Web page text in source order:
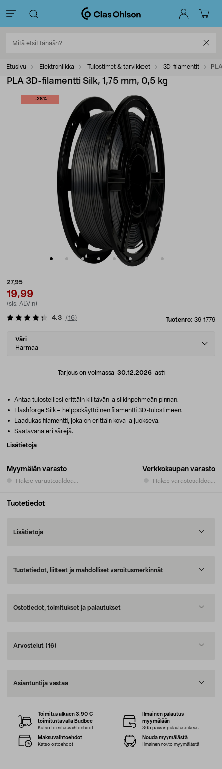
Etusivu Elektroniikka Tulostimet & tarvikkeet 3D-filamentit
PLA 3D-filamentti Silk, 1,75 mm, 0,5 kg
-28%
27,95
19,99
(sis. ALV:n)
Tuotenro: 39-1779
4.3 (16)
Select
variant
Väri
Harmaa
Tarjous on voimassa 30.12.2026asti
Myymälän varasto
Hakee varastosaldoa...
Verkkokaupan varasto
Hakee varastosaldoa...
Antaa tulosteillesi erittäin kiiltävän ja silkinpehmeän pinnan.
Flashforge Silk – helppokäyttöinen filamentti 3D-tulostimeen.
Laadukas filamentti, joka on erittäin kova ja juokseva.
Saatavana eri värejä.
Lisätietoja
Tuotetiedot
Lisätietoja
Tuotetiedot, liitteet ja mahdolliset varoitusmerkinnät
Ostotiedot, toimitukset ja palautukset
Arvostelut (16)
Asiantuntija vastaa
Toimitus alkaen 3,90 €
toimitustavalla Budbee
Katso toimitusvaihtoehdot
Ilmainen palautus
myymälään
365 päivän palautusoikeus
Maksuvaihtoehdot
Katso ostoehdot
Nouda myymälästä
Ilmainen nouto myymälästä